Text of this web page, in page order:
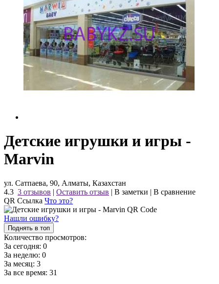
Детские игрушки и игры -
Marvin
ул. Сатпаева, 90, Алматы, Казахстан
4.3 3 отзывов | Оставить отзыв | В заметки | В сравнение
QR Ссылка Что это?
Нашли ошибку?
Поднять в топ
Количество просмотров:
За сегодня: 0
За неделю: 0
За месяц: 3
За все время: 31